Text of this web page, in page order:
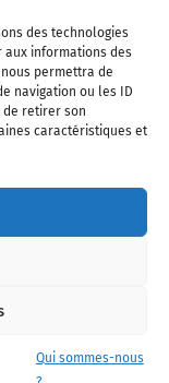
des technologies
informations des
permettra de
navigation ou les ID
de retirer son
caractéristiques et
Qui sommes-nous
Partenaires
Cookies
d'affaires, les
Toute reproduction,
de l’Aviation.